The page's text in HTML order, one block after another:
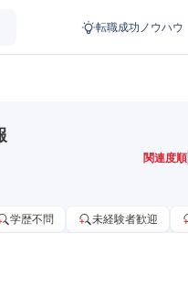
転職成功ノウハウ
関連度順
学歴不問 未経験者歓迎